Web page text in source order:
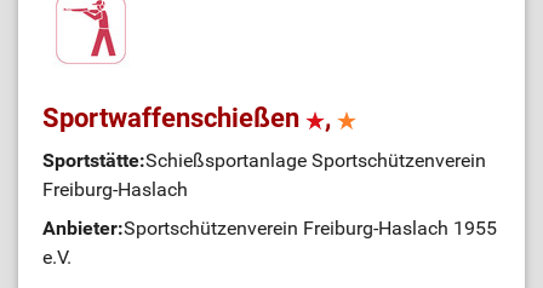
Sportwaffenschießen ,
Sportstätte:Schießsportanlage Sportschützenverein
Freiburg-Haslach
Anbieter:Sportschützenverein Freiburg-Haslach 1955
e.V.